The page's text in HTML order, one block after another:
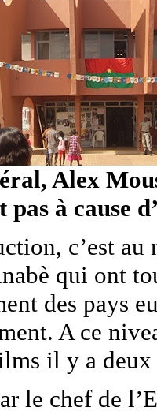
Alex
pas à cause
c’est
qui ont
des pays
A ce
il y a deux
le chef de